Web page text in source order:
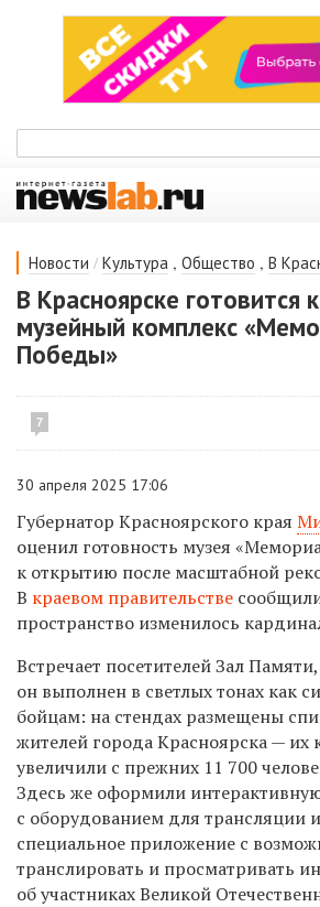
Новости / Культура , Общество , В
В Красноярске готовится
музейный комплекс
Победы»
7
30 апреля 2025 17:06
Губернатор Красноярского края
оценил готовность музея
к открытию после масштабной
В краевом правительстве
пространство изменилось
Встречает посетителей Зал
он выполнен в светлых тонах как
бойцам: на стендах размещены
жителей города Красноярска — их
увеличили с прежних 11 700
Здесь же оформили
с оборудованием для трансляции
специальное приложение с
транслировать и просматривать
об участниках Великой